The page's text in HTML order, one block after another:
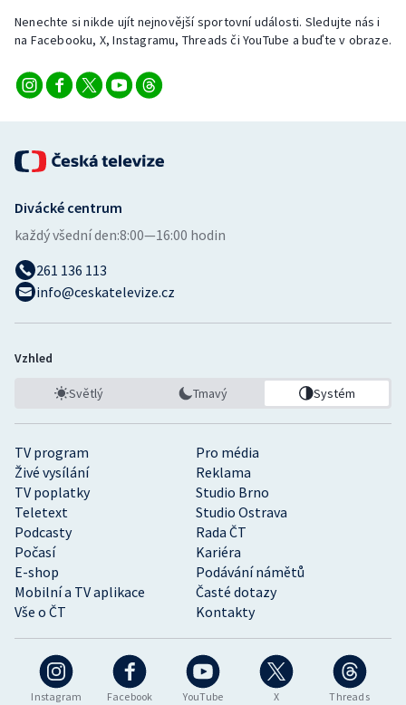
Nenechte si nikde ujít nejnovější sportovní události. Sledujte nás i
na Facebooku, X, Instagramu, Threads či YouTube a buďte v obraze.
Instagram Facebook YouTube X Threads
TV program
Pro média
Živé vysílání
Reklama
TV poplatky
Studio Brno
Teletext
Studio Ostrava
Podcasty
Rada ČT
Počasí
Kariéra
E-shop
Podávání námětů
Mobilní a TV aplikace
Časté dotazy
Vše o ČT
Kontakty
Divácké centrum
každý všední den:8:00—16:00 hodin
261 136 113
info@ceskatelevize.cz
Vzhled
Světlý Tmavý Systém